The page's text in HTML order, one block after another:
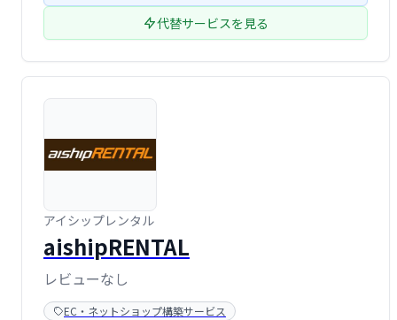
代替サービスを見る
アイシップレンタル
aishipRENTAL
レビューなし
EC・ネットショップ構築サービス